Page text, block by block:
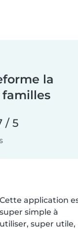
la
familles
/ 5
Cette application
super simple à
utiliser, super utile,